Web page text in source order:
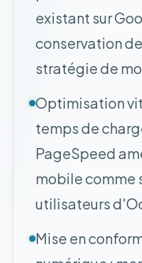
existant sur
conservation
stratégie de
Optimisation
temps de
PageSpeed
mobile comme
utilisateurs
Mise en